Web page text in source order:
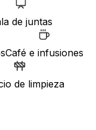
de juntas
Café e infusiones
de limpieza